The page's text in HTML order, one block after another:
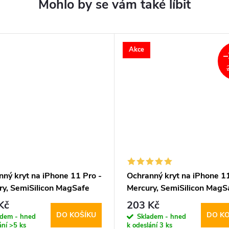
kryt na iPhone 11 Pro -
SemiSilicon MagSafe
- hned
>5 ks
DO KOŠÍKU
Akce
Ochranný kryt na iPhone
Mercury, SemiSilicon
Purple
203 Kč
Skladem - hned
k odeslání3 ks
DO